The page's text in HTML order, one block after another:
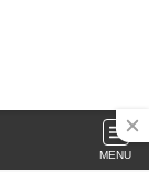
MENU